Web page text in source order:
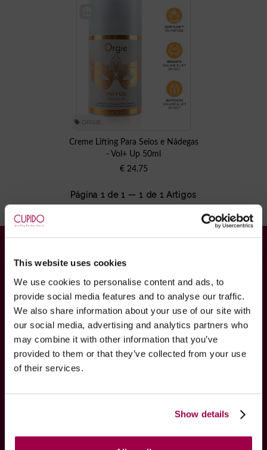
This website uses cookies
We use cookies to personalise content and ads, to
provide social media features and to analyse our traffic.
We also share information about your use of our site with
our social media, advertising and analytics partners who
may combine it with other information that you’ve
provided to them or that they’ve collected from your use
of their services.
Show details
ORGIE
Creme Lifting Para Seios e Nádegas
- Vol+ Up 50ml
€ 24.75
Página 1 de 1 — 1 de 1 Artigos
Newsletter
Maleta Rosa
Cupido VIP
Encontrar Encomenda
Página comissionistas
Livro De Reclamações On-Line